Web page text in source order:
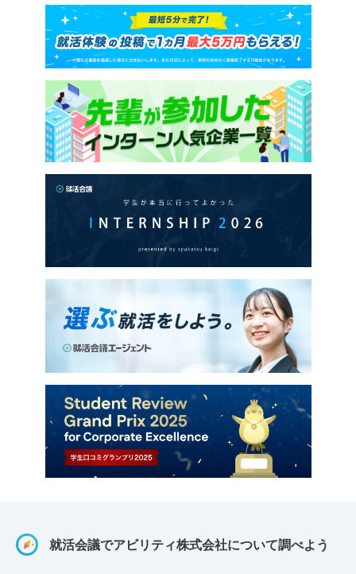
就活会議でアビリティ株式会社について調べよう